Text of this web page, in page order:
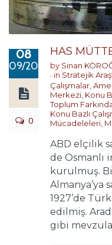
08
09/2019
0
HAS
by Sinan
in Stratejik
Çalışmalar
Merkezi Konu
Toplum
Konu Bazlı
Mücadeleleri
ABD elçilik
de Osmanlı
kurulmuş.
Almanya’ya
1927’de
edilmiş.
gibi